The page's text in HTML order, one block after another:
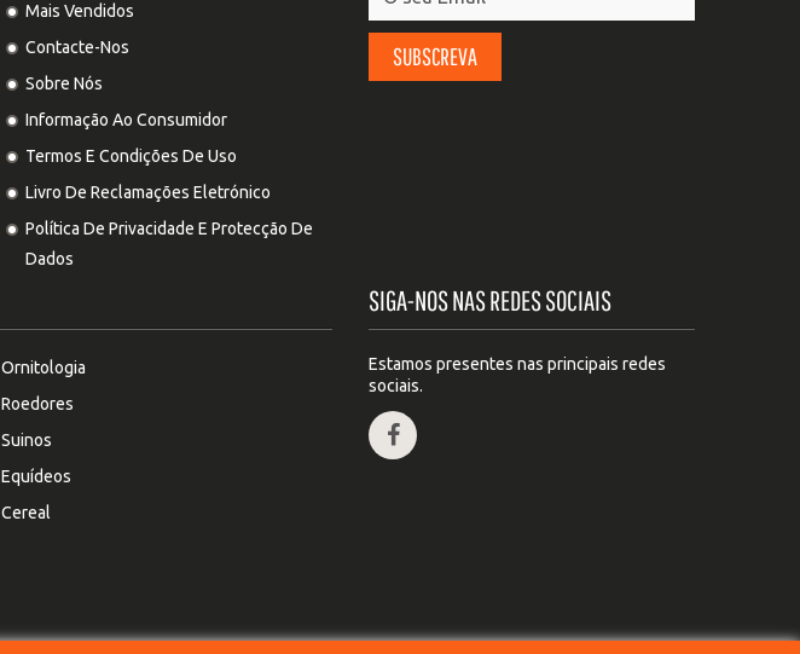
Mais Vendidos
Contacte-Nos
Sobre Nós
Informação Ao Consumidor
Termos E Condições De Uso
Livro De Reclamações Eletrónico
Política De Privacidade E Protecção De
Dados
SUBSCREVA
SIGA-NOS NAS REDES SOCIAIS
Estamos presentes nas principais redes
sociais.
Ornitologia
Roedores
Suinos
Equídeos
Cereal